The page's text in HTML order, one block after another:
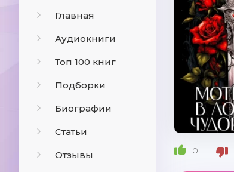
Главная
Аудиокниги
Топ 100 книг
Подборки
Биографии
Статьи
Отзывы 0